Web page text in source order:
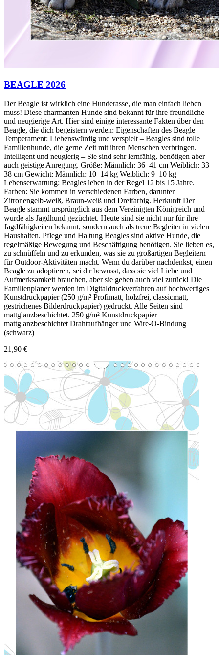
BEAGLE 2026
Der Beagle ist wirklich eine Hunderasse, die man einfach lieben
muss! Diese charmanten Hunde sind bekannt für ihre freundliche
und neugierige Art. Hier sind einige interessante Fakten über den
Beagle, die dich begeistern werden: Eigenschaften des Beagle
Temperament: Liebenswürdig und verspielt – Beagles sind tolle
Familienhunde, die gerne Zeit mit ihren Menschen verbringen.
Intelligent und neugierig – Sie sind sehr lernfähig, benötigen aber
auch geistige Anregung. Größe: Männlich: 36–41 cm Weiblich: 33–
38 cm Gewicht: Männlich: 10–14 kg Weiblich: 9–10 kg
Lebenserwartung: Beagles leben in der Regel 12 bis 15 Jahre.
Farben: Sie kommen in verschiedenen Farben, darunter
Zitronengelb-weiß, Braun-weiß und Dreifarbig. Herkunft Der
Beagle stammt ursprünglich aus dem Vereinigten Königreich und
wurde als Jagdhund gezüchtet. Heute sind sie nicht nur für ihre
Jagdfähigkeiten bekannt, sondern auch als treue Begleiter in vielen
Haushalten. Pflege und Haltung Beagles sind aktive Hunde, die
regelmäßige Bewegung und Beschäftigung benötigen. Sie lieben es,
zu schnüffeln und zu erkunden, was sie zu großartigen Begleitern
für Outdoor-Aktivitäten macht. Wenn du darüber nachdenkst, einen
Beagle zu adoptieren, sei dir bewusst, dass sie viel Liebe und
Aufmerksamkeit brauchen, aber sie geben auch viel zurück! Die
Familienplaner werden im Digitaldruckverfahren auf hochwertiges
Kunstdruckpapier (250 g/m² Profimatt, holzfrei, classicmatt,
gestrichenes Bilderdruckpapier) gedruckt. Alle Seiten sind
mattglanzbeschichtet. 250 g/m² Kunstdruckpapier
mattglanzbeschichtet Drahtaufhänger und Wire-O-Bindung
(schwarz)
21,90 €